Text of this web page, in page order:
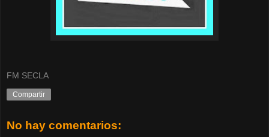
FM SECLA
Compartir
No hay comentarios: